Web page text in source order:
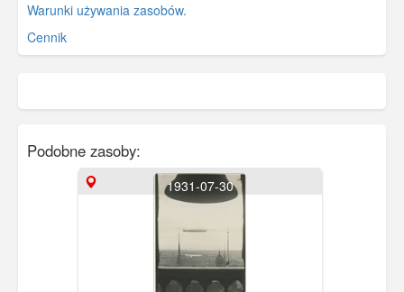
Warunki używania zasobów.
Cennik
Podobne zasoby:
1931-07-30